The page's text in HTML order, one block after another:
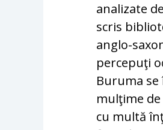
analizate
scris
anglo-
percepuţi
Buruma
mulţime
cu multă